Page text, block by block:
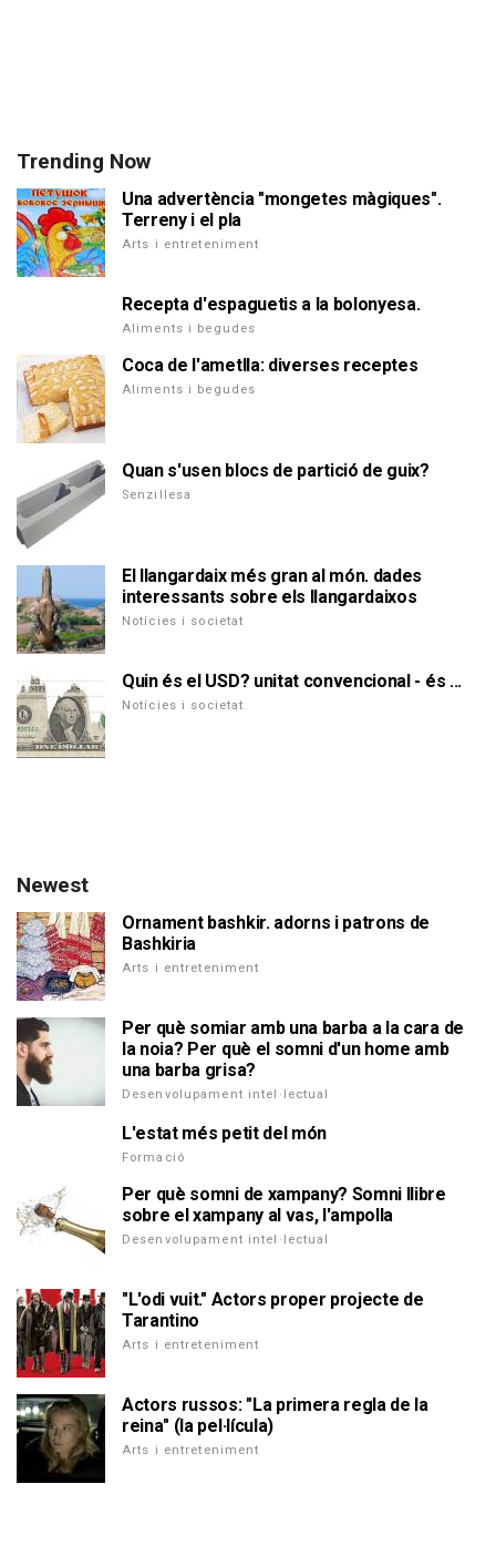
Trending Now
Una advertència "mongetes màgiques".
Terreny i el pla
Arts i entreteniment
Recepta d'espaguetis a la bolonyesa.
Aliments i begudes
Coca de l'ametlla: diverses receptes
Aliments i begudes
Quan s'usen blocs de partició de guix?
Senzillesa
El llangardaix més gran al món. dades
interessants sobre els llangardaixos
Notícies i societat
Quin és el USD? unitat convencional - és ...
Notícies i societat
Newest
Ornament bashkir. adorns i patrons de
Bashkiria
Arts i entreteniment
Per què somiar amb una barba a la cara de
la noia? Per què el somni d'un home amb
una barba grisa?
Desenvolupament intel·lectual
L'estat més petit del món
Formació
Per què somni de xampany? Somni llibre
sobre el xampany al vas, l'ampolla
Desenvolupament intel·lectual
"L'odi vuit." Actors proper projecte de
Tarantino
Arts i entreteniment
Actors russos: "La primera regla de la
reina" (la pel·lícula)
Arts i entreteniment